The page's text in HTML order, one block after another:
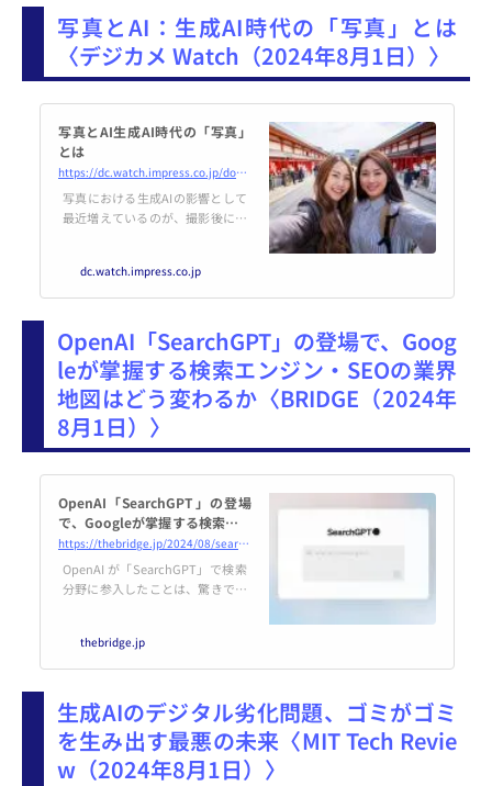
績はすこぶる好調とのこと。それ
もそのはず...
写真とAI：生成AI時代の「写真」とは
〈デジカメ Watch（2024年8月1日）〉
写真とAI生成AI時代の「写真」
とは
https://dc.watch.impress.co.jp/docs/column/photo_ai/1612852.html
写真における生成AIの影響として
最近増えているのが、撮影後に写
わりではなく、現像までしてから
完成するものであり、デジタルに
ウェアで補正・現像するように
なった。
dc.watch.impress.co.jp
OpenAI「SearchGPT」の登場で、Goog
leが掌握する検索エンジン・SEOの業界
地図はどう変わるか〈BRIDGE（2024年
8月1日）〉
OpenAI「SearchGPT」の登場
で、Googleが掌握する検索エン
ジン・SEOの業界地図はどう変
わるか
https://thebridge.jp/2024/08/searchgpt-will-force-google-and-seo-to-innovate
OpenAI が「SearchGPT」で検索
分野に参入したことは、驚きであ
thebridge.jp
生成AIのデジタル劣化問題、ゴミがゴミ
を生み出す最悪の未来〈MIT Tech Revie
w（2024年8月1日）〉